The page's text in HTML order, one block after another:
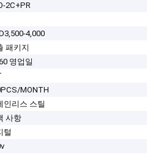
2C+PR
4,000
패키지
영업일
MONTH
인리스 스틸
사항
털